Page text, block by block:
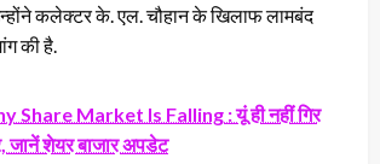
कलेक्टर के. एल. चौहान के खिलाफ लामबंद
की है.
Share Market Is Falling : यूं ही नहीं गिर
जानें शेयर बाजार अपडेट